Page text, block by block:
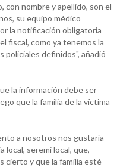
con nombre y apellido, son el
su equipo médico
la notificación obligatoria
fiscal, como ya tenemos la
policiales definidos", añadió
la información debe ser
que la familia de la víctima
a nosotros nos gustaría
local, seremi local, que,
cierto y que la familia esté